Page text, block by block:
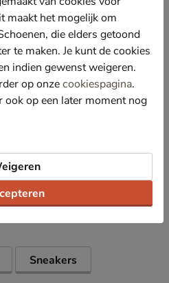
en de voeten droog en
met leren bekleding dat een
het lopen. Bovendien is het
kunnen eigen steunzolen
soft rubber-loopzool.
grip en stabiliteit.
Sneakers
maakt het mogelijk om
die elders getoond
te maken. Je kunt de cookies
indien gewenst weigeren.
op onzecookiespagina.
op een later moment nog